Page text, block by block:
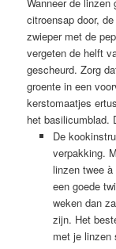
Wanneer de
citroensap door,
zwieper met de
vergeten de helft
gescheurd. Zorg
groente in een
kerstomaatjes
het basilicumblad.
De
verpakking.
linzen twee
een goede
weken dan
zijn. Het
met je linzen